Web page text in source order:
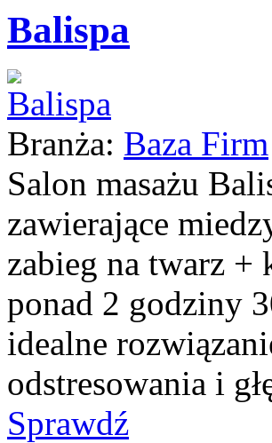
Balispa
Branża: Baza Firm
Salon masażu
zawierające
zabieg na twarz +
ponad 2 godziny
idealne
odstresowania i
Sprawdź